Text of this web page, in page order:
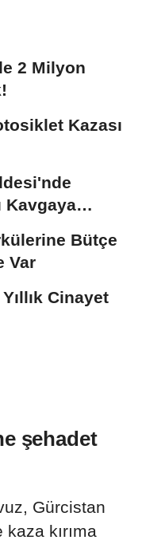
2 Milyon
Kazası
Kavgaya
Bütçe
Var
Cinayet
şehadet
Gürcistan
kaza kırıma